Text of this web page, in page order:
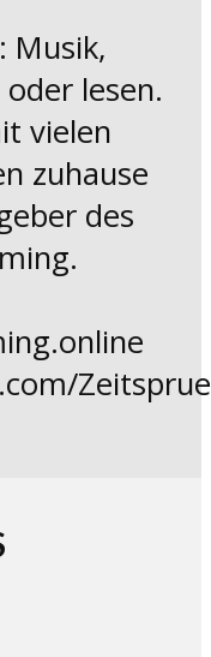
Musik,
lesen.
vielen
zuhause
des